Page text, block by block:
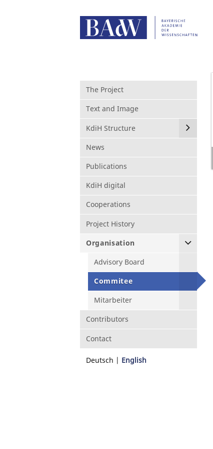
The Project
Text and Image
KdiH Structure
News
Publications
KdiH digital
Cooperations
Project History
Organisation
Advisory Board
Commitee
Mitarbeiter
Contributors
Contact
Deutsch English